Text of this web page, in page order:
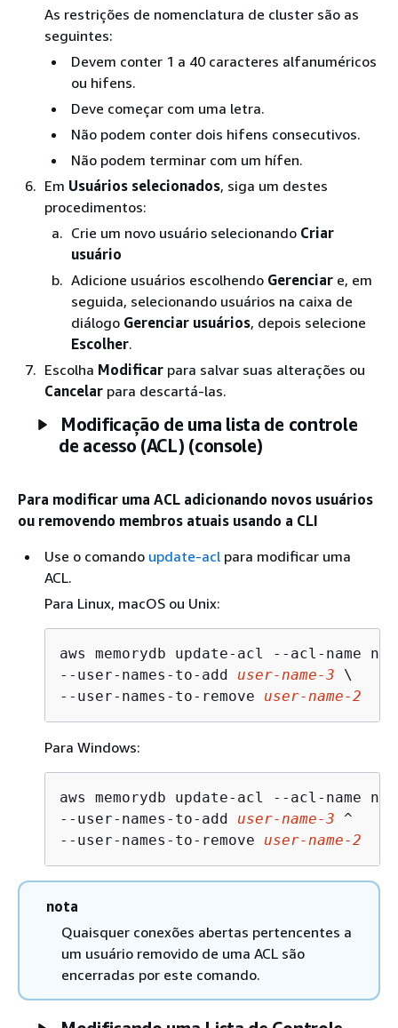
As restrições de nomenclatura de cluster são as
seguintes:
Devem conter 1 a 40 caracteres alfanuméricos
ou hifens.
Deve começar com uma letra.
Não podem conter dois hifens consecutivos.
Não podem terminar com um hífen.
Em Usuários selecionados, siga um destes
procedimentos:
Crie um novo usuário selecionando Criar
usuário
Adicione usuários escolhendo Gerenciar e, em
seguida, selecionando usuários na caixa de
diálogo Gerenciar usuários, depois selecione
Escolher.
Escolha Modificar para salvar suas alterações ou
Cancelar para descartá-las.
Modificação de uma lista de controle
de acesso (ACL) (console)
Para modificar uma ACL adicionando novos usuários
ou removendo membros atuais usando a CLI
Use o comando update-acl para modificar uma
ACL.
Para Linux, macOS ou Unix:
aws memorydb update-acl --acl-name
--user-names-to-add user-name-3 \
--user-names-to-remove user-name-2
Para Windows:
aws memorydb update-acl --acl-name
--user-names-to-add user-name-3 ^
--user-names-to-remove user-name-2
nota
Quaisquer conexões abertas pertencentes a
um usuário removido de uma ACL são
encerradas por este comando.